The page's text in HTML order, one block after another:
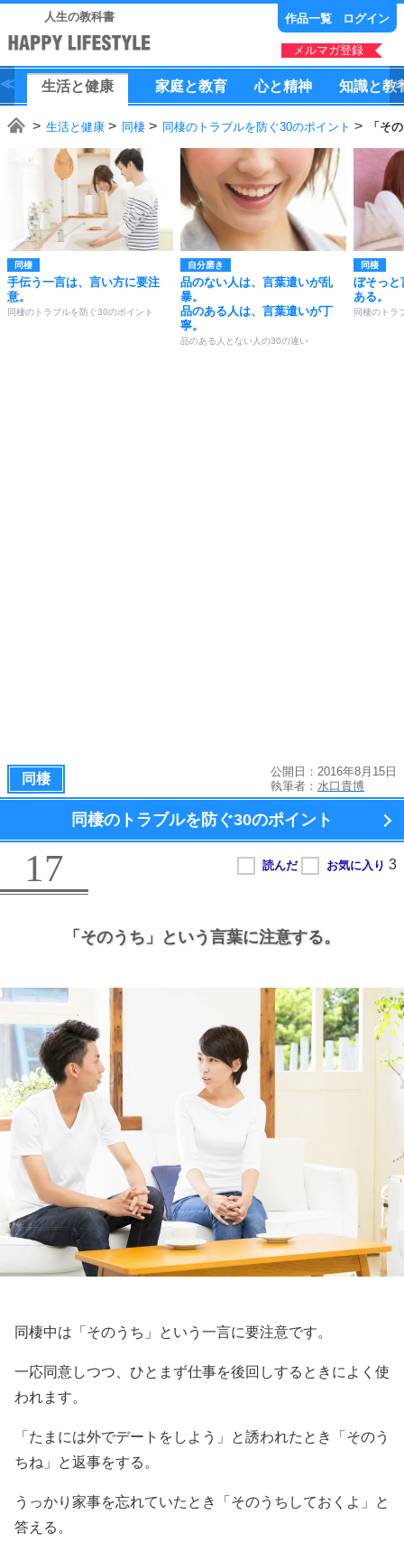
人生の教科書 作品一覧 ログイン
メルマガ登録
生活と健康 家庭と教育 心と精神 知識と教
生活と健康 同棲 同棲のトラブルを防ぐ30のポイント 「そ
同棲
手伝う一言は、言い方に要注
意。
同棲のトラブルを防ぐ30のポイント
自分磨き
品のない人は、言葉遣いが乱
暴。
品のある人は、言葉遣いが丁
寧。
品のある人とない人の30の違い
同棲
ぼそっと
ある。
同棲のトラ
同棲
公開日：2016年8月15日
執筆者： 水口貴博
同棲のトラブルを防ぐ30のポイント
17
「そのうち」という言葉に注意する。
同棲中は「そのうち」という一言に要注意です。
一応同意しつつ、ひとまず仕事を後回しするときによく使
われます。
「たまには外でデートをしよう」と誘われたとき「そのう
ちね」と返事をする。
うっかり家事を忘れていたとき「そのうちしておくよ」と
答える。